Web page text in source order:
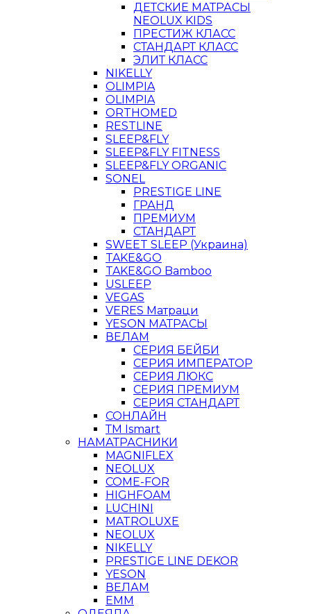
ДЕТСКИЕ МАТРАСЫ
NEOLUX KIDS
ПРЕСТИЖ КЛАСС
СТАНДАРТ КЛАСС
ЭЛИТ КЛАСС
NIKELLY
OLIMPIA
OLIMPIA
ORTHOMED
RESTLINE
SLEEP&FLY
SLEEP&FLY FITNESS
SLEEP&FLY ORGANIC
SONEL
PRESTIGE LINE
ГРАНД
ПРЕМИУМ
СТАНДАРТ
SWEET SLEEP (Украина)
TAKE&GO
TAKE&GO Bamboo
USLEEP
VEGAS
VERES Матраци
YESON МАТРАСЫ
ВЕЛАМ
СЕРИЯ БЕЙБИ
СЕРИЯ ИМПЕРАТОР
СЕРИЯ ЛЮКС
СЕРИЯ ПРЕМИУМ
СЕРИЯ СТАНДАРТ
СОНЛАЙН
ТМ Ismart
НАМАТРАСНИКИ
MAGNIFLEX
NEOLUX
COME-FOR
HIGHFOAM
LUCHINI
MATROLUXE
NEOLUX
NIKELLY
PRESTIGE LINE DEKOR
YESON
ВЕЛАМ
ЕММ